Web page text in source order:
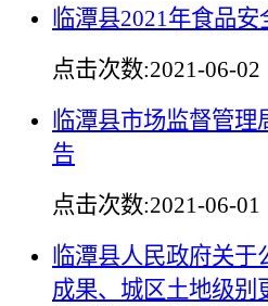
临潭县2021年食品
点击次数:2021-06-02
临潭县市场监督管理
告
点击次数:2021-06-01
临潭县人民政府关于
成果、城区土地级别